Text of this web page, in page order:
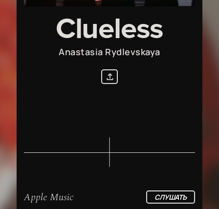
Clueless
Anastasia Rydlevskaya
Apple Music СЛУШАТЬ